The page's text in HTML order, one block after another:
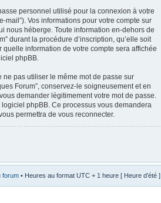
personnel utilisé pour la connexion à votre
mail”). Vos informations pour votre compte sur
nous héberge. Toute information en-dehors de
durant la procédure d’inscription, qu’elle soit
information de votre compte sera affichée
phpBB.
pas utiliser le même mot de passe sur
Forum”, conservez-le soigneusement et en
demander légitimement votre mot de passe.
phpBB. Ce processus vous demandera
permettra de vous reconnecter.
forum • Heures au format UTC + 1 heure [ Heure d’été ]